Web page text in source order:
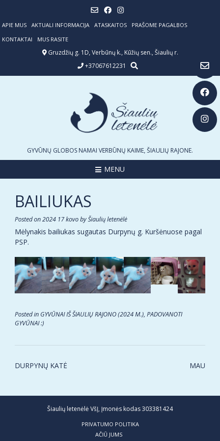
content
APIE MUS AKTUALI INFORMACIJA ATASKAITOS
PRAŠOME PAGALBOS
KONTAKTAI
MUS RASITE
Gruzdžių g. 1D, Verbūnų k., Kūžių sen., Šiaulių r.
+37067612231
GYVŪNŲ GLOBOS NAMAI VERBŪNŲ KAIME, ŠIAULIŲ RAJONE.
MENU
BAILIUKAS
Posted on2024 17 kovobyŠiaulių letenėlė
Mėlynakis bailiukas sugautas Durpynų g. Kuršėnuose pagal
PSP.
Posted in GYVŪNAI IŠ ŠIAULIŲ RAJONO (2024 M.), PADOVANOTI
GYVŪNAI :)
Post
DURPYNŲ KATĖ MAU
Šiaulių letenėlė VšĮ, Įmonės kodas 303381424
PRIVATUMO POLITIKA
AČIŪ JUMS